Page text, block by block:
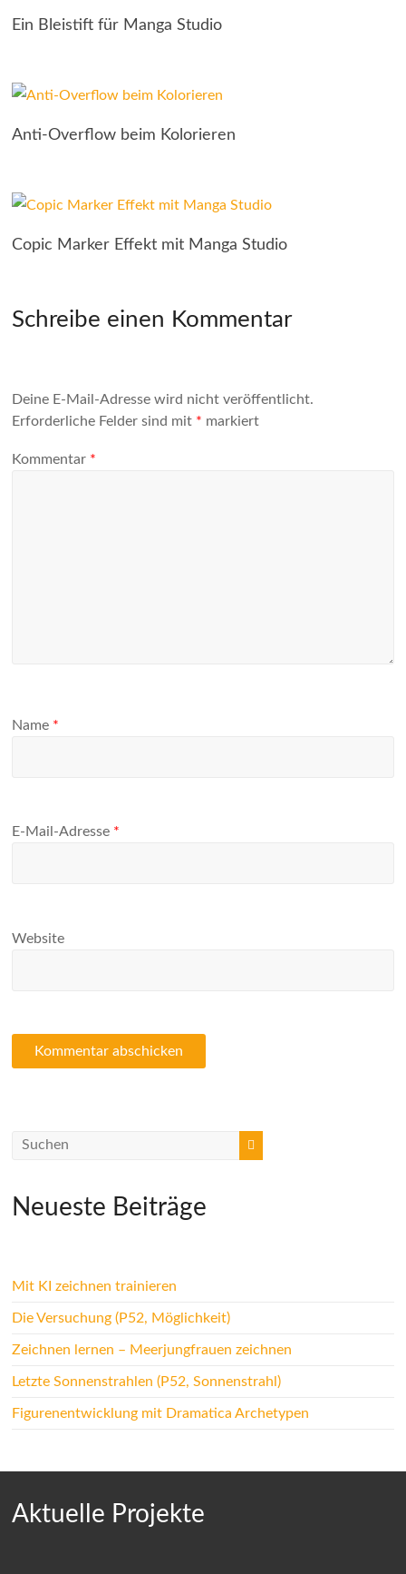
Ein Bleistift für Manga Studio
Anti-Overflow beim Kolorieren
Copic Marker Effekt mit Manga Studio
Schreibe einen Kommentar
Deine E-Mail-Adresse wird nicht veröffentlicht.
Erforderliche Felder sind mit * markiert
Kommentar *
Name *
E-Mail-Adresse *
Website
Neueste Beiträge
Mit KI zeichnen trainieren
Die Versuchung (P52, Möglichkeit)
Zeichnen lernen – Meerjungfrauen zeichnen
Letzte Sonnenstrahlen (P52, Sonnenstrahl)
Figurenentwicklung mit Dramatica Archetypen
Aktuelle Projekte